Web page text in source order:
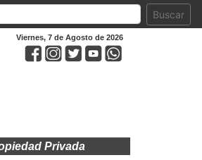
Buscar
Viernes, 7 de Agosto de 2026
el Senado: debate, votación y